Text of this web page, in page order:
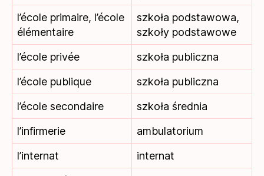
l’école primaire, l’école
élémentaire
szkoła podstawowa,
szkoły podstawowe
l’école privée
szkoła publiczna
l’école publique
szkoła publiczna
l’école secondaire
szkoła średnia
l’infirmerie
ambulatorium
l’internat
internat